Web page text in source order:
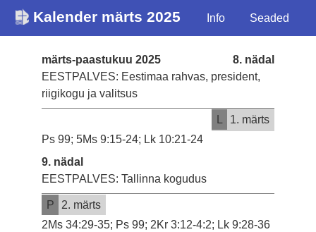
Kalender märts 2025 Info Seaded
8. nädal
märts-paastukuu 2025
EESTPALVES: Eestimaa rahvas, president,
riigikogu ja valitsus
1. märts
Ps 99; 5Ms 9:15-24; Lk 10:21-24
9. nädal
EESTPALVES: Tallinna kogudus
P
2. märts
2Ms 34:29-35; Ps 99; 2Kr 3:12-4:2; Lk 9:28-36